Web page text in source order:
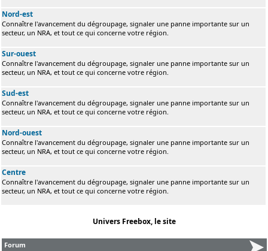
Nord-est
Connaître l'avancement du dégroupage, signaler une panne importante sur un
secteur, un NRA, et tout ce qui concerne votre région.
Sur-ouest
Connaître l'avancement du dégroupage, signaler une panne importante sur un
secteur, un NRA, et tout ce qui concerne votre région.
Sud-est
Connaître l'avancement du dégroupage, signaler une panne importante sur un
secteur, un NRA, et tout ce qui concerne votre région.
Nord-ouest
Connaître l'avancement du dégroupage, signaler une panne importante sur un
secteur, un NRA, et tout ce qui concerne votre région.
Centre
Connaître l'avancement du dégroupage, signaler une panne importante sur un
secteur, un NRA, et tout ce qui concerne votre région.
Univers Freebox, le site
Forum